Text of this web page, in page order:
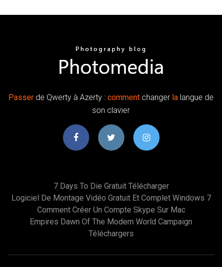
Passer de Qwerty à Azerty : comment changer la langue de
son clavier
7 Days To Die Gratuit Télécharger
Logiciel De Montage Vidéo Gratuit Et Complet Windows 7
Comment Créer Un Compte Skype Sur Mac
Empires Dawn Of The Modern World Campaign
Téléchargers